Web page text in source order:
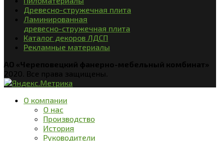
Древесно-стружечная плита
Ламинированная
древесно-стружечная плита
Каталог декоров ЛДСП
Рекламные материалы
АО «Череповецкий фанерно-мебельный комбинат»
2020. Все права защищены.
О компании
О нас
Производство
История
Руководители